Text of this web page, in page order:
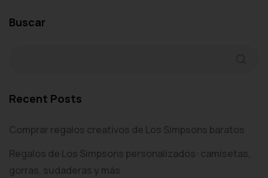
Buscar
Recent Posts
Comprar regalos creativos de Los Simpsons baratos
Regalos de Los Simpsons personalizados: camisetas,
gorras, sudaderas y más